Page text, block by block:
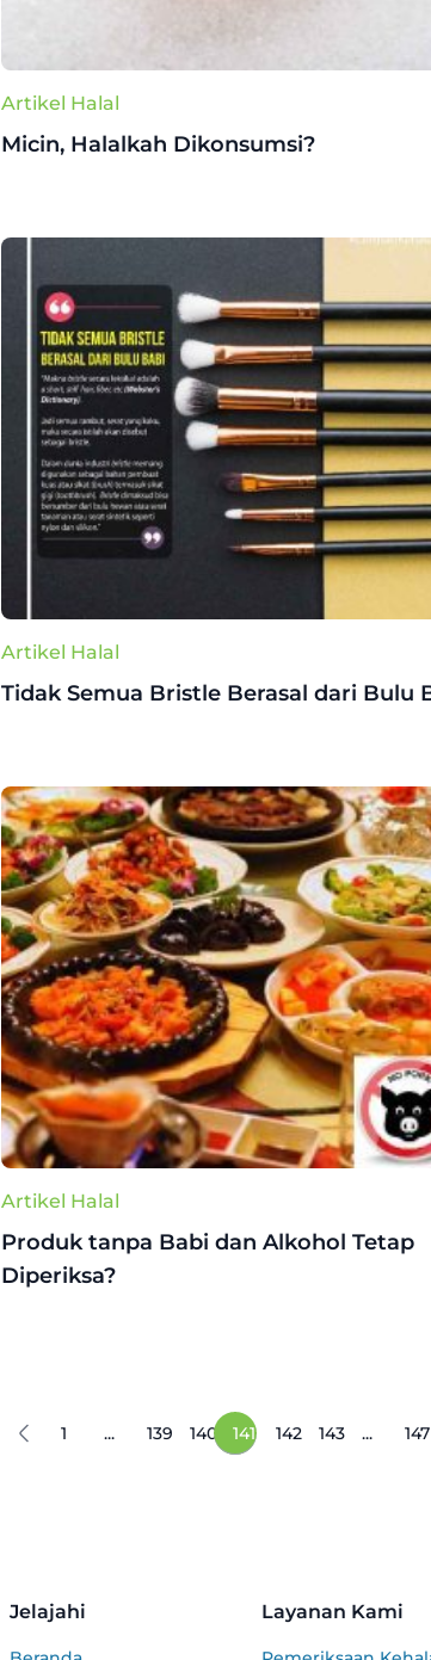
Artikel Halal
Micin, Halalkah Dikonsumsi?
Artikel Halal
Tidak Semua Bristle Berasal dari Bulu
Artikel Halal
Produk tanpa Babi dan Alkohol Tetap
Diperiksa?
1 ... 139 140 141 142 143 ... 147
Jelajahi Layanan Kami